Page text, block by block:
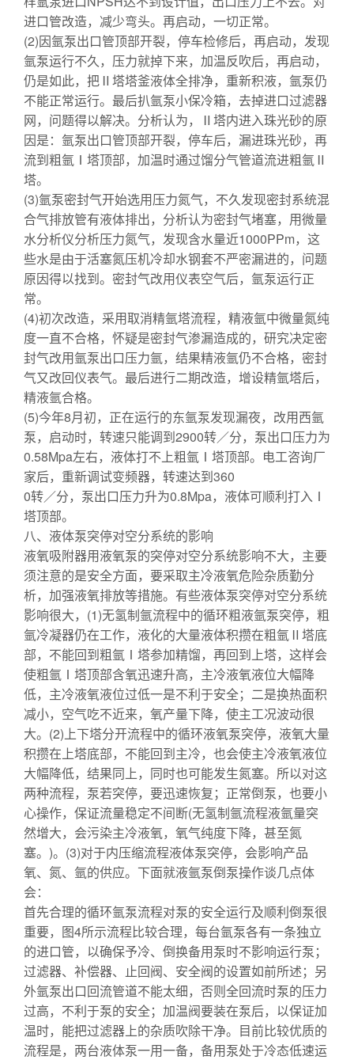
进口管改造，减少弯头。再启动，一切正常。
(2)因氩泵出口管顶部开裂，停车检修后，再启动，发现
氩泵运行不久，压力就掉下来，加温反吹后，再启动，
仍是如此，把Ⅱ塔塔釜液体全排净，重新积液，氩泵仍
不能正常运行。最后扒氩泵小保冷箱，去掉进口过滤器
网，问题得以解决。分析认为，Ⅱ塔内进入珠光砂的原
因是：氩泵出口管顶部开裂，停车后，漏进珠光砂，再
流到粗氩Ⅰ塔顶部，加温时通过馏分气管道流进粗氩Ⅱ
塔。
(3)氩泵密封气开始选用压力氮气，不久发现密封系统混
合气排放管有液体排出，分析认为密封气堵塞，用微量
水分析仪分析压力氮气，发现含水量近1000PPm，这
些水是由于活塞氮压机冷却水钢套不严密漏进的，问题
原因得以找到。密封气改用仪表空气后，氩泵运行正
常。
(4)初次改造，采用取消精氩塔流程，精液氩中微量氮纯
度一直不合格，怀疑是密封气渗漏造成的，研究决定密
封气改用氩泵出口压力氩，结果精液氩仍不合格，密封
气又改回仪表气。最后进行二期改造，增设精氩塔后，
精液氩合格。
(5)今年8月初，正在运行的东氩泵发现漏夜，改用西氩
泵，启动时，转速只能调到2900转／分，泵出口压力为
0.58Mpa左右，液体打不上粗氩Ⅰ塔顶部。电工咨询厂
家后，重新调试变频器，转速达到360
0转／分，泵出口压力升为0.8Mpa，液体可顺利打入Ⅰ
塔顶部。
八、液体泵突停对空分系统的影响
液氧吸附器用液氧泵的突停对空分系统影响不大，主要
须注意的是安全方面，要采取主冷液氧危险杂质勤分
析，加强液氧排放等措施。有些液体泵突停对空分系统
影响很大，(1)无氢制氩流程中的循环粗液氩泵突停，粗
氩冷凝器仍在工作，液化的大量液体积攒在粗氩Ⅱ塔底
部，不能回到粗氩Ⅰ塔参加精馏，再回到上塔，这样会
使粗氩Ⅰ塔顶部含氧迅速升高，主冷液氧液位大幅降
低，主冷液氧液位过低一是不利于安全；二是换热面积
减小，空气吃不近来，氧产量下降，使主工况波动很
大。(2)上下塔分开流程中的循环液氧泵突停，液氧大量
积攒在上塔底部，不能回到主冷，也会使主冷液氧液位
大幅降低，结果同上，同时也可能发生氮塞。所以对这
两种流程，泵若突停，要迅速恢复；正常倒泵，也要小
心操作，保证流量稳定不间断(无氢制氩流程液氩量突
然增大，会污染主冷液氧，氧气纯度下降，甚至氮
塞。)。(3)对于内压缩流程液体泵突停，会影响产品
氧、氮、氩的供应。下面就液氩泵倒泵操作谈几点体
会：
首先合理的循环氩泵流程对泵的安全运行及顺利倒泵很
重要，图4所示流程比较合理，每台氩泵各有一条独立
的进口管，以确保予冷、倒换备用泵时不影响运行泵；
过滤器、补偿器、止回阀、安全阀的设置如前所述；另
外氩泵出口回流管道不能太细，否则全回流时泵的压力
过高，不利于泵的安全；加温阀要装在泵后，以保证加
温时，能把过滤器上的杂质吹除干净。目前比较优质的
流程是，两台液体泵一用一备，备用泵处于冷态低速运